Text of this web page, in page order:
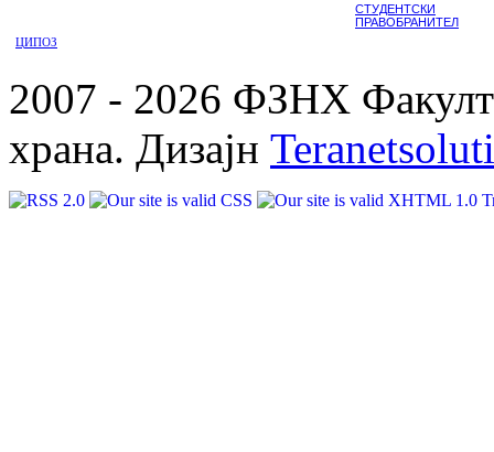
СТУДЕНТСКИ
ПРАВОБРАНИТЕЛ
ЦИПОЗ
2007 - 2026 ФЗНХ
храна. Дизајн